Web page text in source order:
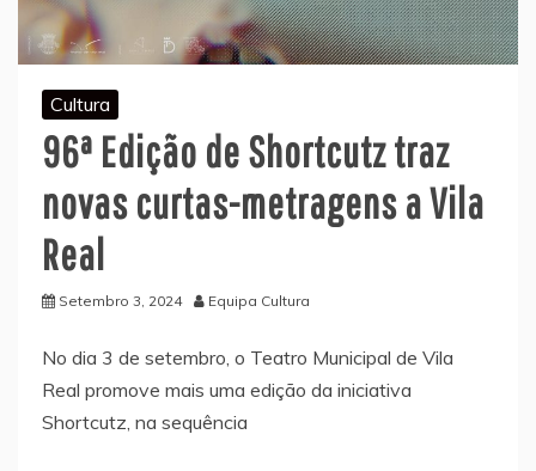
Cultura
96ª Edição de Shortcutz traz
novas curtas-metragens a Vila
Real
Setembro 3, 2024 Equipa Cultura
No dia 3 de setembro, o Teatro Municipal de Vila
Real promove mais uma edição da iniciativa
Shortcutz, na sequência